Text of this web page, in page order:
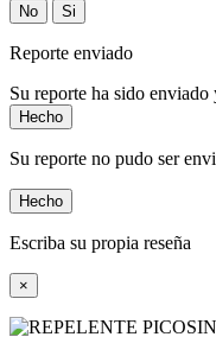
No Si
Reporte enviado
Su reporte ha sido enviado
Hecho
Su reporte no pudo ser
Hecho
Escriba su propia reseña
×